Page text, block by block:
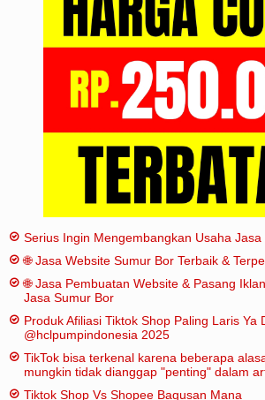
Serius Ingin Mengembangkan Usaha
🌐 Jasa Website Sumur Bor Terbaik &
🌐 Jasa Pembuatan Website & Pasang
Jasa Sumur Bor
Produk Afiliasi Tiktok Shop Paling Laris Ya
@hclpumpindonesia 2025
TikTok bisa terkenal karena beberapa
mungkin tidak dianggap "penting" dalam
Tiktok Shop Vs Shopee Bagusan Mana
Sitemap